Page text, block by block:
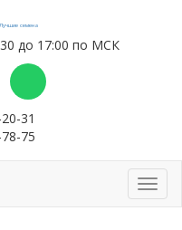
до 17:00 по МСК
31
75